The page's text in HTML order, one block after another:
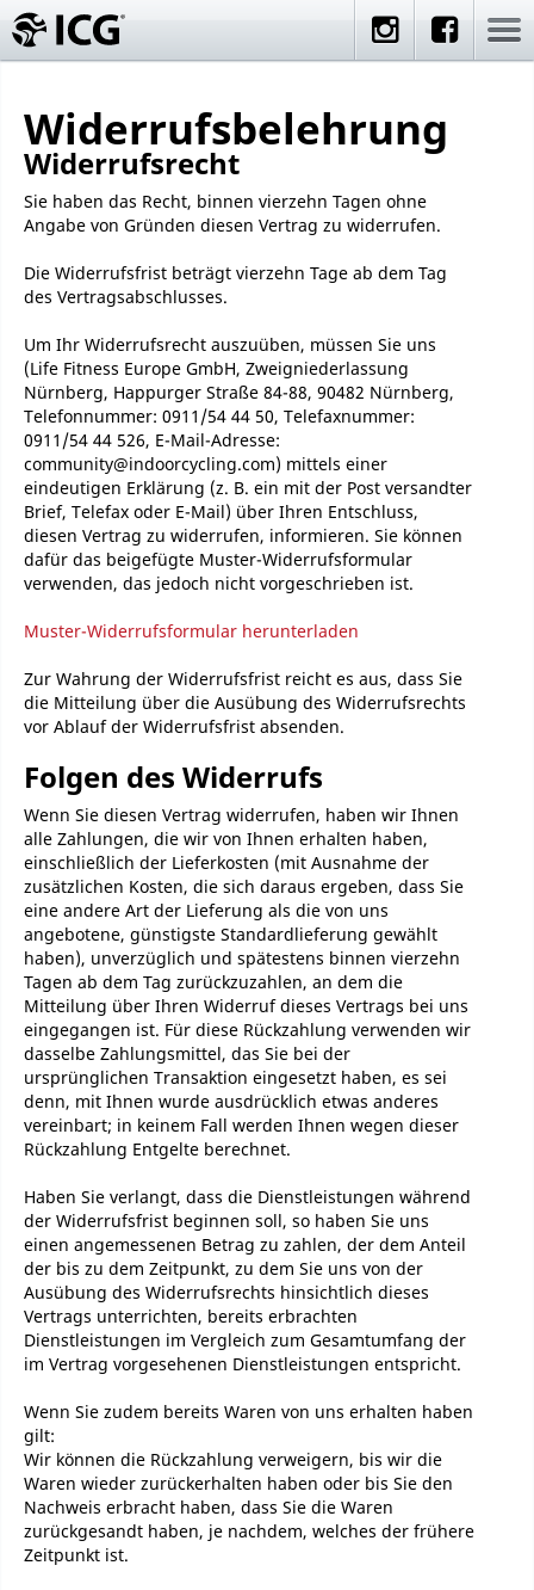
Widerrufsbelehrung
Widerrufsrecht
Sie haben das Recht, binnen vierzehn Tagen ohne
Angabe von Gründen diesen Vertrag zu widerrufen.
Die Widerrufsfrist beträgt vierzehn Tage ab dem Tag
des Vertragsabschlusses.
Um Ihr Widerrufsrecht auszuüben, müssen Sie uns
(Life Fitness Europe GmbH, Zweigniederlassung
Nürnberg, Happurger Straße 84-88, 90482 Nürnberg,
Telefonnummer: 0911/54 44 50, Telefaxnummer:
0911/54 44 526, E-Mail-Adresse:
community@indoorcycling.com) mittels einer
eindeutigen Erklärung (z. B. ein mit der Post versandter
Brief, Telefax oder E-Mail) über Ihren Entschluss,
diesen Vertrag zu widerrufen, informieren. Sie können
dafür das beigefügte Muster-Widerrufsformular
verwenden, das jedoch nicht vorgeschrieben ist.
Muster-Widerrufsformular herunterladen
Zur Wahrung der Widerrufsfrist reicht es aus, dass Sie
die Mitteilung über die Ausübung des Widerrufsrechts
vor Ablauf der Widerrufsfrist absenden.
Folgen des Widerrufs
Wenn Sie diesen Vertrag widerrufen, haben wir Ihnen
alle Zahlungen, die wir von Ihnen erhalten haben,
einschließlich der Lieferkosten (mit Ausnahme der
zusätzlichen Kosten, die sich daraus ergeben, dass Sie
eine andere Art der Lieferung als die von uns
angebotene, günstigste Standardlieferung gewählt
haben), unverzüglich und spätestens binnen vierzehn
Tagen ab dem Tag zurückzuzahlen, an dem die
Mitteilung über Ihren Widerruf dieses Vertrags bei uns
eingegangen ist. Für diese Rückzahlung verwenden wir
dasselbe Zahlungsmittel, das Sie bei der
ursprünglichen Transaktion eingesetzt haben, es sei
denn, mit Ihnen wurde ausdrücklich etwas anderes
vereinbart; in keinem Fall werden Ihnen wegen dieser
Rückzahlung Entgelte berechnet.
Haben Sie verlangt, dass die Dienstleistungen während
der Widerrufsfrist beginnen soll, so haben Sie uns
einen angemessenen Betrag zu zahlen, der dem Anteil
der bis zu dem Zeitpunkt, zu dem Sie uns von der
Ausübung des Widerrufsrechts hinsichtlich dieses
Vertrags unterrichten, bereits erbrachten
Dienstleistungen im Vergleich zum Gesamtumfang der
im Vertrag vorgesehenen Dienstleistungen entspricht.
Wenn Sie zudem bereits Waren von uns erhalten haben
gilt:
Wir können die Rückzahlung verweigern, bis wir die
Waren wieder zurückerhalten haben oder bis Sie den
Nachweis erbracht haben, dass Sie die Waren
zurückgesandt haben, je nachdem, welches der frühere
Zeitpunkt ist.